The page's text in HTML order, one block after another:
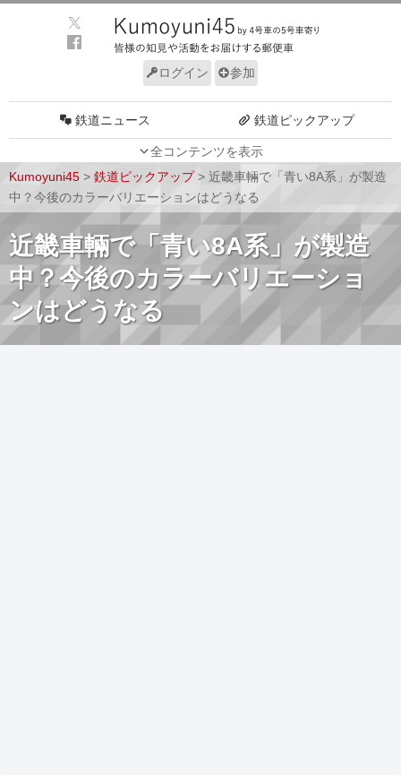
ログイン 参加
全コンテンツを表示
鉄道ニュース 鉄道ピックアップ
車両技術
ルール サイトについて
Kumoyuni45 > 鉄道ピックアップ> 近畿車輛で「青い8A系」が製造
中？今後のカラーバリエーションはどうなる
近畿車輛で「青い8A系」が製造
中？今後のカラーバリエーショ
ンはどうなる